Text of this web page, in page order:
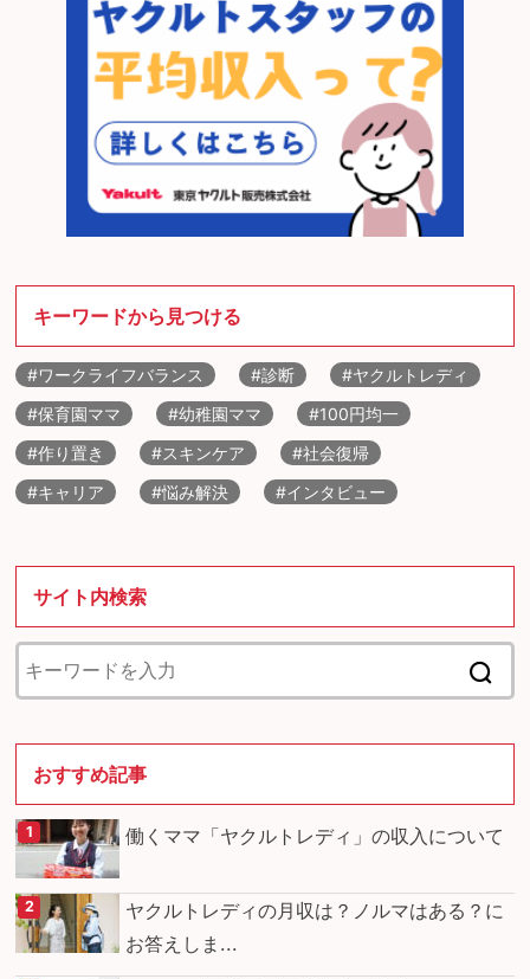
キーワードから見つける
#ワークライフバランス #診断
#ヤクルトレディ
#保育園ママ
#幼稚園ママ
#100円均一
#作り置き
#スキンケア
#社会復帰
#キャリア
#悩み解決 #インタビュー
サイト内検索
おすすめ記事
働くママ「ヤクルトレディ」の収入について
ヤクルトレディの月収は？ノルマはある？に
お答えしま...